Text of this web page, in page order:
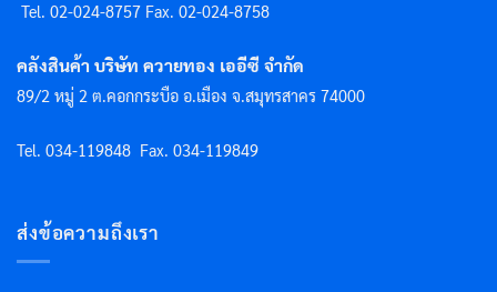
Tel. 02-024-8757 Fax. 02-024-8758
คลังสินค้า บริษัท ควายทอง เออีซี จำกัด
89/2 หมู่ 2 ต.คอกกระบือ อ.เมือง จ.สมุทรสาคร 74000
Tel. 034-119848 Fax. 034-119849
ส่งข้อความถึงเรา